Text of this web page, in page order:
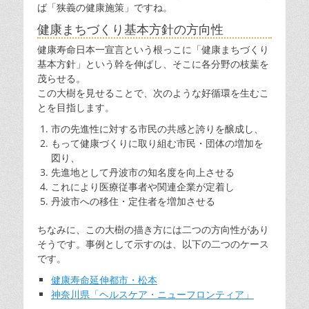
ば「狭義の健康施策」ですね。
健康まちづくり基本方針の方向性
健康寿命日本一宣言という根っこに「健康まちづくり
基本方針」という幹を伸ばし、そこに各分野の枝葉を
茂らせる。
この大樹を見せることで、次のような好循環を生むこ
とを目指します。
市の先進性に対する市民の共感と誇りを醸成し、
もって健康づくりに取り組む市民・団体の増加を
図り、
先進地として丹波市の知名度を向上させる
これにより医療従事者や関連企業が定着し
丹波市への移住・定住者を増加させる
ちなみに、この大樹の描き方には二つの方向性があり
そうです。事例として示すのは、以下の二つのケース
です。
健康寿命延伸都市・松本
神奈川県「ヘルスケア・ニューフロンティア」